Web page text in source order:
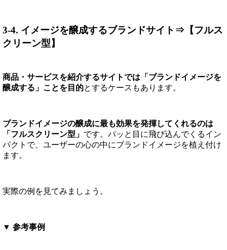
3-4. イメージを醸成するブランドサイト⇒【フルス
クリーン型】
商品・サービスを紹介するサイトでは「ブランドイメージを
醸成する」ことを目的とするケースもあります。
ブランドイメージの醸成に最も効果を発揮してくれるのは
「フルスクリーン型」 です。パッと目に飛び込んでくるイン
パクトで、ユーザーの心の中にブランドイメージを植え付け
ます。
実際の例を見てみましょう。
▼ 参考事例